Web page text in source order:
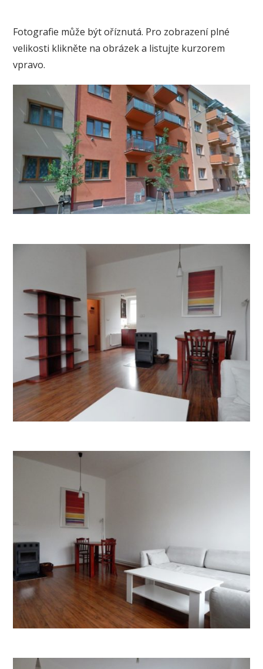
Fotografie může být oříznutá. Pro zobrazení plné
velikosti klikněte na obrázek a listujte kurzorem
vpravo.